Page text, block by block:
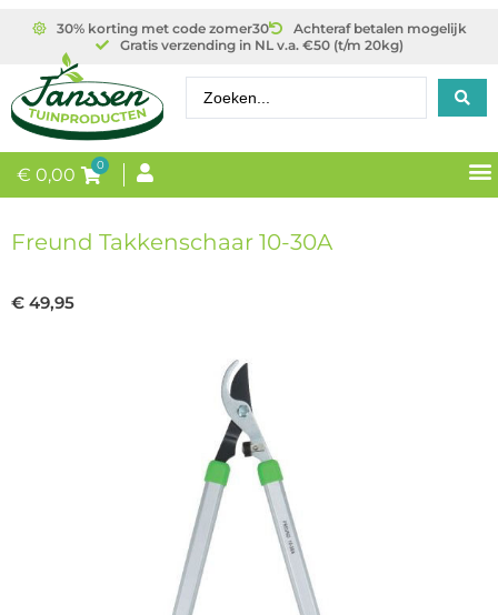
30% korting met code zomer30
Achteraf betalen mogelijk
Gratis verzending in NL v.a. €50 (t/m 20kg)
€ 0,00 0
Freund Takkenschaar 10-30A
€ 49,95